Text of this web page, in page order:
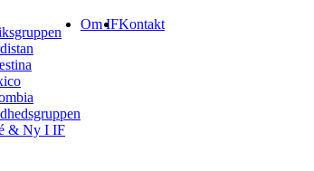
& Ny I IF
Om IFKontakt